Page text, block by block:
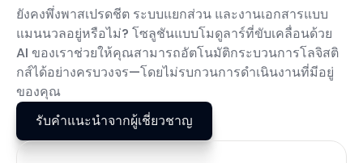
ยังคงพึ่งพาสเปรดชีต ระบบแยกส่วน และงานเอกสารแบบ
แมนนวลอยู่หรือไม่? โซลูชันแบบโมดูลาร์ที่ขับเคลื่อนด้วย
AI ของเราช่วยให้คุณสามารถอัตโนมัติกระบวนการโลจิสติ
กส์ได้อย่างครบวงจร—โดยไม่รบกวนการดำเนินงานที่มีอยู่
ของคุณ
รับคำแนะนำจากผู้เชี่ยวชาญ